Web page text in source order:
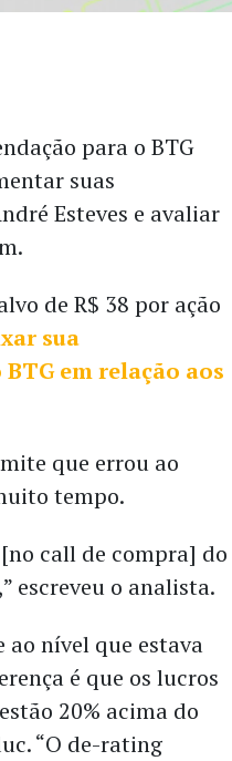
para o BTG
suas
Esteves e avaliar
de R$ 38 por ação
sua
em relação aos
que errou ao
tempo.
call de compra] do
escreveu o analista.
ao nível que estava
é que os lucros
20% acima do
“O de-rating